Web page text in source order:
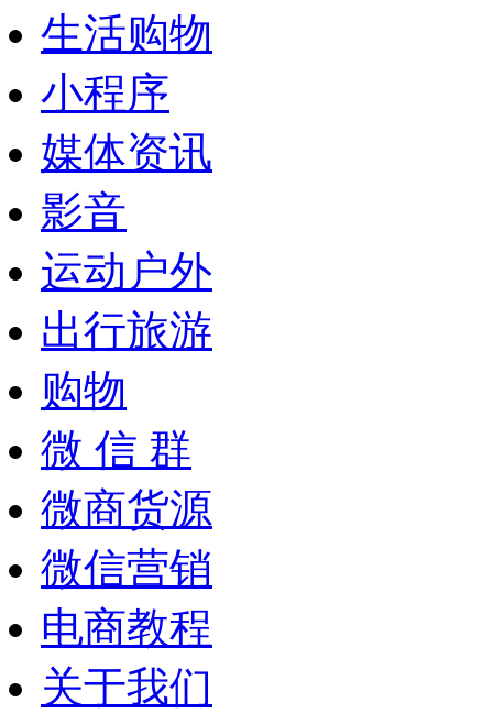
生活购物
小程序
媒体资讯
影音
运动户外
出行旅游
购物
微 信 群
微商货源
微信营销
电商教程
关于我们